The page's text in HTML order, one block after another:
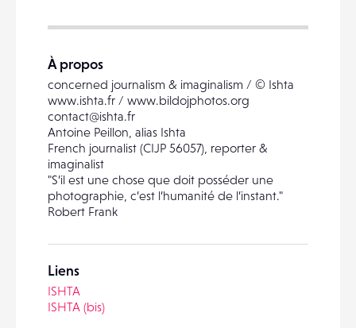
DESTINATAIRE
À propos
concerned journalism & imaginalism / © Ishta
www.ishta.fr / www.bildojphotos.org
contact@ishta.fr
Antoine Peillon, alias Ishta
French journalist (CIJP 56057), reporter &
imaginalist
"S’il est une chose que doit posséder une
photographie, c’est l’humanité de l’instant."
Robert Frank
Liens
ISHTA
ISHTA (bis)